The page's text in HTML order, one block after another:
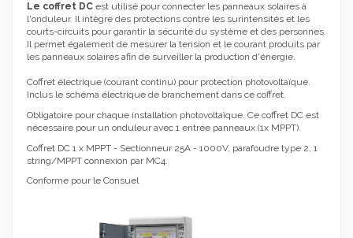
Le coffret DC est utilisé pour connecter les panneaux solaires à
l'onduleur. Il intègre des protections contre les surintensités et les
courts-circuits pour garantir la sécurité du système et des personnes.
Il permet également de mesurer la tension et le courant produits par
les panneaux solaires afin de surveiller la production d'énergie.
Coffret électrique (courant continu) pour protection photovoltaïque.
Inclus le schéma électrique de branchement dans ce coffret.
Obligatoire pour chaque installation photovoltaïque. Ce coffret DC est
nécessaire pour un onduleur avec 1 entrée panneaux (1x MPPT).
Coffret DC 1 x MPPT - Sectionneur 25A - 1000V, parafoudre type 2, 1
string/MPPT connexion par MC4.
Conforme pour le Consuel